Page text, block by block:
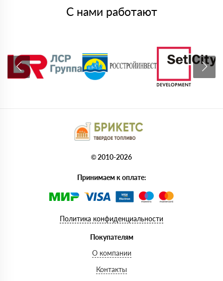
С нами работают
© 2010-2026
Принимаем к оплате:
Политика конфиденциальности
Покупателям
О компании
Контакты